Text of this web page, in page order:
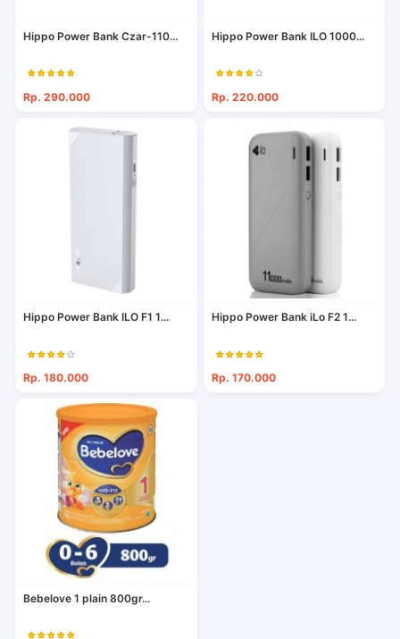
Hippo Power Bank Czar-110...
Rp. 290.000
Hippo Power Bank ILO 1000...
Rp. 220.000
Hippo Power Bank ILO F1 1...
Rp. 180.000
Hippo Power Bank iLo F2 1...
Rp. 170.000
Bebelove 1 plain 800gr...